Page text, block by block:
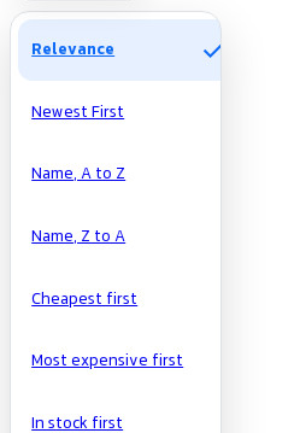
Relevance check
Newest First
Name, A to Z
Name, Z to A
Cheapest first
Most expensive first
In stock first